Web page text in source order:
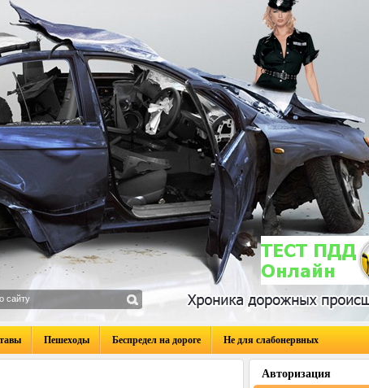
Пешеходы Беспредел на дороге Не для слабонервных
Авторизация